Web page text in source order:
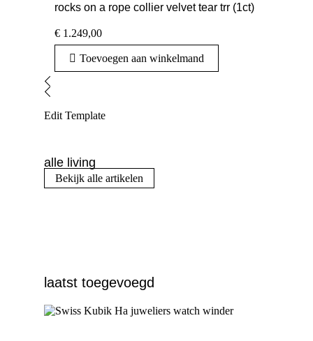
rocks on a rope collier velvet tear trr (1ct)
€ 1.249,00
Toevoegen aan winkelmand
Edit Template
alle living
Bekijk alle artikelen
laatst toegevoegd